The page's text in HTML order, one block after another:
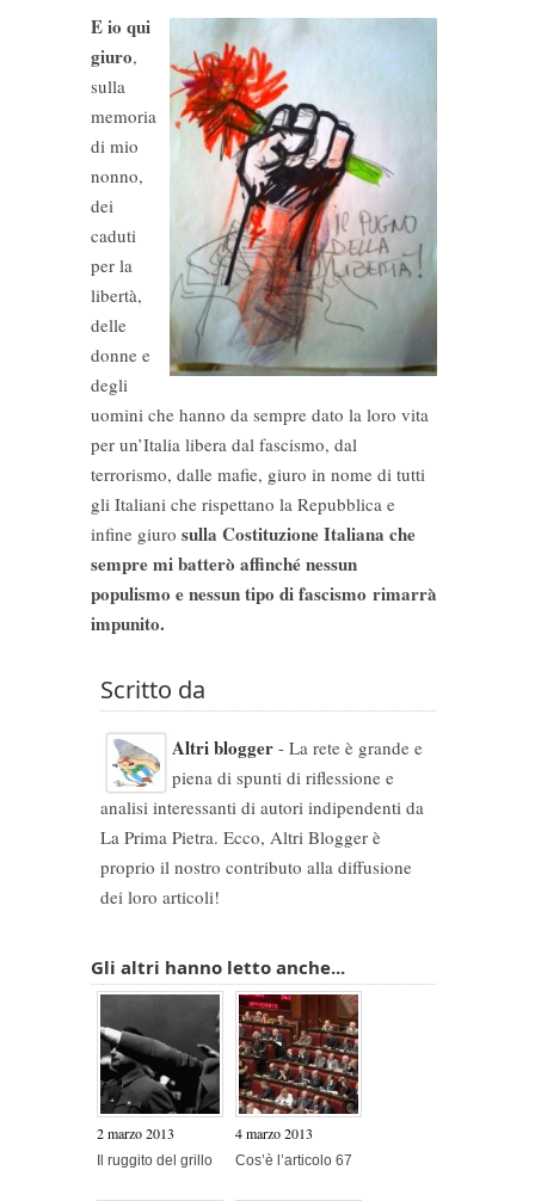
E io qui
giuro,
sulla
memoria
di mio
nonno,
dei
caduti
per la
libertà,
delle
donne e
degli
uomini che hanno da sempre dato la loro vita
per un’Italia libera dal fascismo, dal
terrorismo, dalle mafie, giuro in nome di tutti
gli Italiani che rispettano la Repubblica e
infine giuro sulla Costituzione Italiana che
sempre mi batterò affinché nessun
populismo e nessun tipo di fascismo rimarrà
impunito.
Scritto da
Altri blogger - La rete è grande e
piena di spunti di riflessione e
analisi interessanti di autori indipendenti da
La Prima Pietra. Ecco, Altri Blogger è
proprio il nostro contributo alla diffusione
dei loro articoli!
Gli altri hanno letto anche...
2 marzo 2013
Il ruggito del grillo
4 marzo 2013
Cos’è l’articolo 67